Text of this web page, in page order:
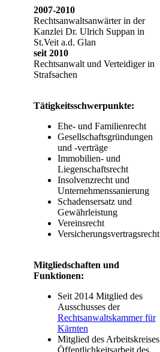
2007-2010
Rechtsanwaltsanwärter in der
Kanzlei Dr. Ulrich Suppan in
St.Veit a.d. Glan
seit 2010
Rechtsanwalt und Verteidiger in
Strafsachen
Tätigkeitsschwerpunkte:
Ehe- und Familienrecht
Gesellschaftsgründungen
und -verträge
Immobilien- und
Liegenschaftsrecht
Insolvenzrecht und
Unternehmenssanierung
Schadensersatz und
Gewährleistung
Vereinsrecht
Versicherungsvertragsrecht
Mitgliedschaften und
Funktionen:
Seit 2014 Mitglied des
Ausschusses der
Rechtsanwaltskammer für
Kärnten
Mitglied des Arbeitskreises